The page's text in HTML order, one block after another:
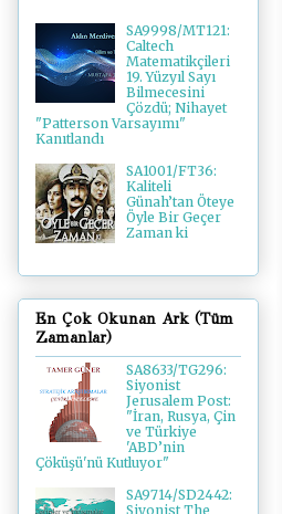
SA9998/MT121:
Caltech
Matematikçileri
19. Yüzyıl Sayı
Bilmecesini
Çözdü; Nihayet
"Patterson Varsayımı"
Kanıtlandı
SA1001/FT36:
Kaliteli
Günah’tan Öteye
Öyle Bir Geçer
Zaman ki
En Çok Okunan Ark (Tüm
Zamanlar)
SA8633/TG296:
Siyonist
Jerusalem Post:
"İran, Rusya, Çin
ve Türkiye
'ABD’nin
Çöküşü'nü Kutluyor"
SA9714/SD2442:
Siyonist The